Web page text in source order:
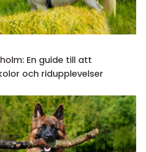
En guide till att
och ridupplevelser